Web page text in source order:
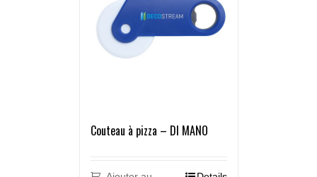
Couteau à pizza – DI MANO